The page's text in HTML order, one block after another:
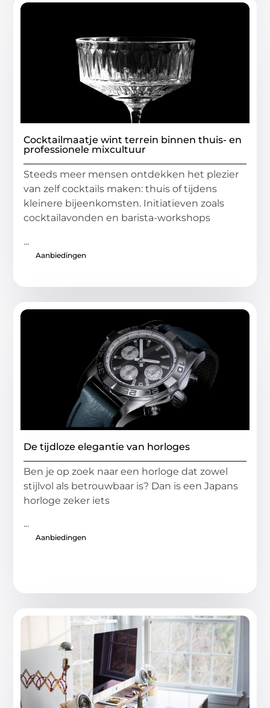
Cocktailmaatje wint terrein binnen thuis- en
professionele mixcultuur
Steeds meer mensen ontdekken het plezier
van zelf cocktails maken: thuis of tijdens
kleinere bijeenkomsten. Initiatieven zoals
cocktailavonden en barista-workshops
...
Aanbiedingen
De tijdloze elegantie van horloges
Ben je op zoek naar een horloge dat zowel
stijlvol als betrouwbaar is? Dan is een Japans
horloge zeker iets
...
Aanbiedingen